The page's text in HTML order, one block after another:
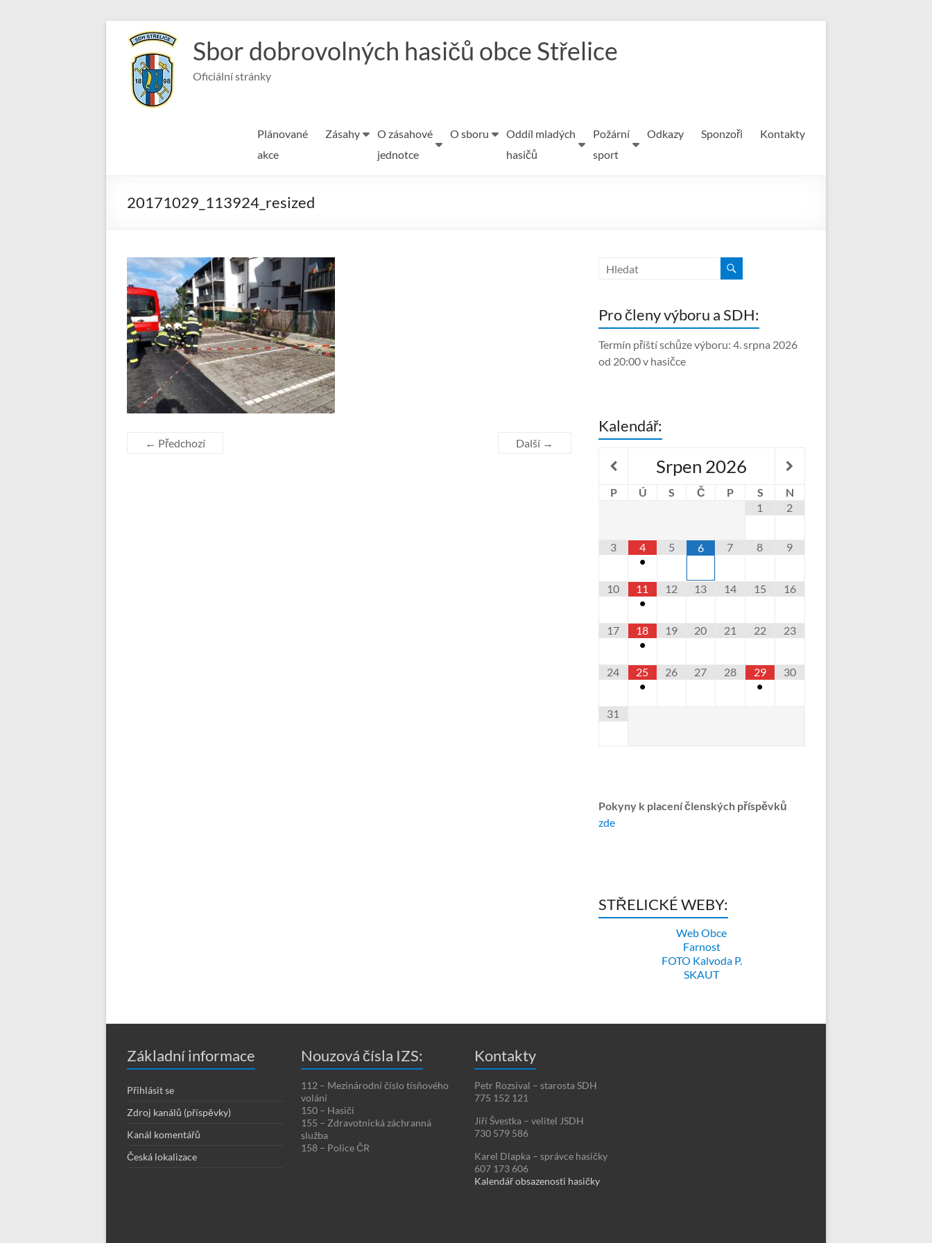
content
Sbor dobrovolných hasičů obce Střelice
Oficiální stránky
Plánované
akce
Zásahy
O zásahové
jednotce
O sboru
Oddíl mladých
hasičů
Požární
sport
Odkazy Sponzoři Kontakty
20171029_113924_resized
← Předchozí Další →
Pro členy výboru a SDH:
Termín příští schůze výboru: 4. srpna 2026
od 20:00 v hasičce
Kalendář:
Srpen 2026
P Ú S Č P S
N
1
2
3
4
•
5 6 7 8 9
10
11
•
12 13 14 15 16
17
18
•
19 20 21 22 23
24
25
•
26 27 28
29
•
30
31
Pokyny k placení členských příspěvků
zde
STŘELICKÉ WEBY:
Web Obce
Farnost
FOTO Kalvoda P.
SKAUT
Základní informace
Přihlásit se
Zdroj kanálů (příspěvky)
Kanál komentářů
Česká lokalizace
Nouzová čísla IZS:
112 – Mezinárodní číslo tísňového
volání
150 – Hasiči
155 – Zdravotnická záchranná
služba
158 – Police ČR
Kontakty
Petr Rozsíval – starosta SDH
775 152 121
Jiří Švestka – velitel JSDH
730 579 586
Karel Dlapka – správce hasičky
607 173 606
Kalendář obsazenosti hasičky